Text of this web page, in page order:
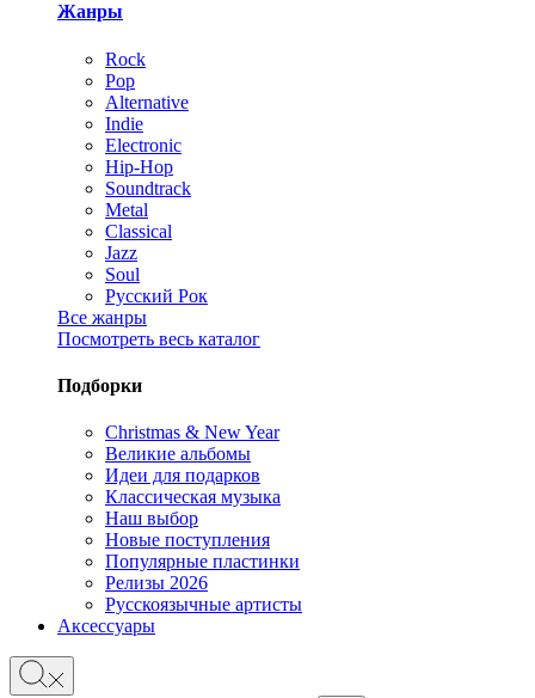
Жанры
Rock
Pop
Alternative
Indie
Electronic
Hip-Hop
Soundtrack
Metal
Classical
Jazz
Soul
Русский Рок
Все жанры
Посмотреть весь каталог
Подборки
Christmas & New Year
Великие альбомы
Идеи для подарков
Классическая музыка
Наш выбор
Новые поступления
Популярные пластинки
Релизы 2026
Русскоязычные артисты
Аксессуары